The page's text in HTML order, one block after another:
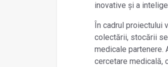
inovative și a
În cadrul proiectului
colectării, stocării
medicale partenere.
cercetare medicală,